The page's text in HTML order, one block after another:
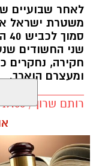
לאחר שבועיים
משטרת ישראל
שני החשודים
חקירה, נחקרים
ומעצרם הוארך.
רותם שרון / 19:00 06.08.26